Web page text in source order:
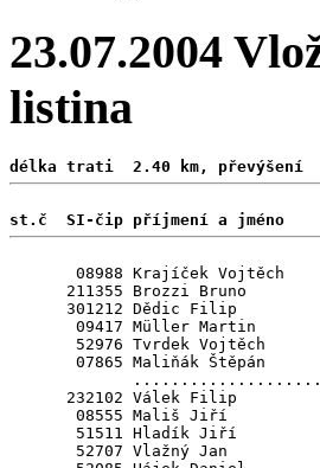
23.07.2004
listina
délka trati  2.40 km, převýšení
st.č  SI-čip příjmení a jméno
08988 Krajíček Vojtěch
211355 Brozzi Bruno
301212 Dědic Filip
09417 Müller Martin
52976 Tvrdek Vojtěch
07865 Maliňák Štěpán
232102 Válek Filip
08555 Mališ Jiří
51511 Hladík Jiří
52707 Vlažný Jan